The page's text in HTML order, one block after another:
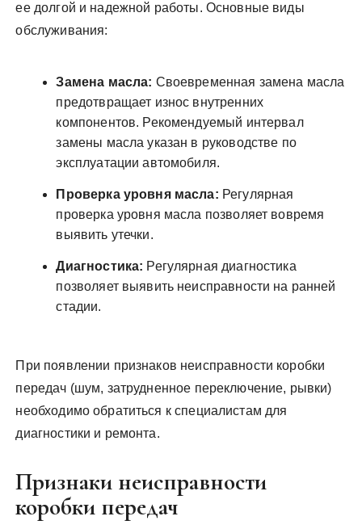
ее долгой и надежной работы. Основные виды
обслуживания:
Замена масла: Своевременная замена масла
предотвращает износ внутренних
компонентов. Рекомендуемый интервал
замены масла указан в руководстве по
эксплуатации автомобиля.
Проверка уровня масла: Регулярная
проверка уровня масла позволяет вовремя
выявить утечки.
Диагностика: Регулярная диагностика
позволяет выявить неисправности на ранней
стадии.
При появлении признаков неисправности коробки
передач (шум, затрудненное переключение, рывки)
необходимо обратиться к специалистам для
диагностики и ремонта.
Признаки неисправности
коробки передач